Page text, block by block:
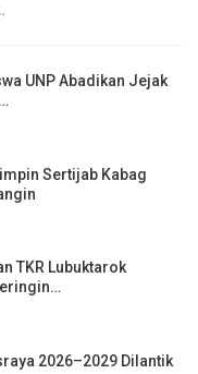
UNP Abadikan Jejak
Sertijab Kabag
TKR Lubuktarok
2026–2029 Dilantik